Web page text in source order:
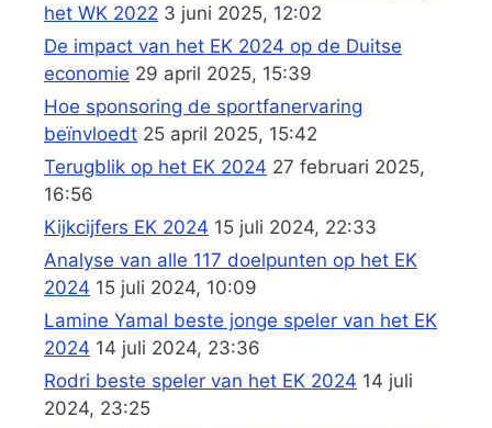
het WK 2022 3 juni 2025, 12:02
De impact van het EK 2024 op de Duitse
economie 29 april 2025, 15:39
Hoe sponsoring de sportfanervaring
beïnvloedt 25 april 2025, 15:42
Terugblik op het EK 2024 27 februari 2025,
16:56
Kijkcijfers EK 2024 15 juli 2024, 22:33
Analyse van alle 117 doelpunten op het EK
2024 15 juli 2024, 10:09
Lamine Yamal beste jonge speler van het EK
2024 14 juli 2024, 23:36
Rodri beste speler van het EK 2024 14 juli
2024, 23:25